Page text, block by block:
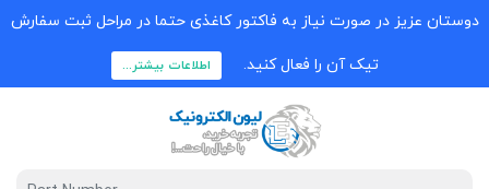
دوستان عزیز در صورت نیاز به فاکتور کاغذی حتما در مراحل ثبت سفارش
تیک آن را فعال کنید. اطلاعات بیشتر...